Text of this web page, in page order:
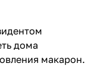
дома
макарон.